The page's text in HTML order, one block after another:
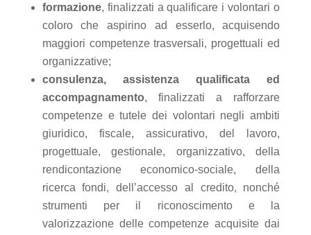
formazione, finalizzati a qualificare i volontari o
coloro che aspirino ad esserlo, acquisendo
maggiori competenze trasversali, progettuali ed
organizzative;
consulenza, assistenza qualificata ed
accompagnamento, finalizzati a rafforzare
competenze e tutele dei volontari negli ambiti
giuridico, fiscale, assicurativo, del lavoro,
progettuale, gestionale, organizzativo, della
rendicontazione economico-sociale, della
ricerca fondi, dell’accesso al credito, nonché
strumenti per il riconoscimento e la
valorizzazione delle competenze acquisite dai